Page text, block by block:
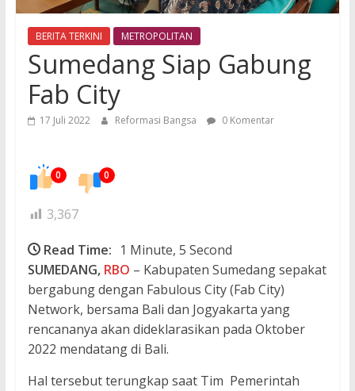
BERITA TERKINI METROPOLITAN
Sumedang Siap Gabung
Fab City
17 Juli 2022 Reformasi Bangsa 0 Komentar
0 0
3,367
Read Time: 1 Minute, 5 Second
SUMEDANG, RBO – Kabupaten Sumedang sepakat
bergabung dengan Fabulous City (Fab City)
Network, bersama Bali dan Jogyakarta yang
rencananya akan dideklarasikan pada Oktober
2022 mendatang di Bali.
Hal tersebut terungkap saat Tim Pemerintah